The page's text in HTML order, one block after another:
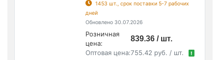
1453 шт., срок поставки 5-7 рабочих
дней
Обновлено 30.07.2026
Розничная
цена:
839.36 / шт.
Оптовая цена:755.42 руб. / шт. !